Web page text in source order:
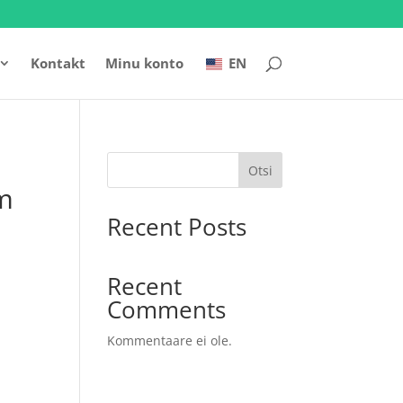
Kontakt Minu konto EN
Otsi
Recent Posts
Recent
Comments
Kommentaare ei ole.